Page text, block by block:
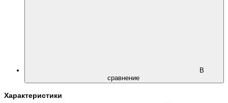
В
сравнение
Характеристики